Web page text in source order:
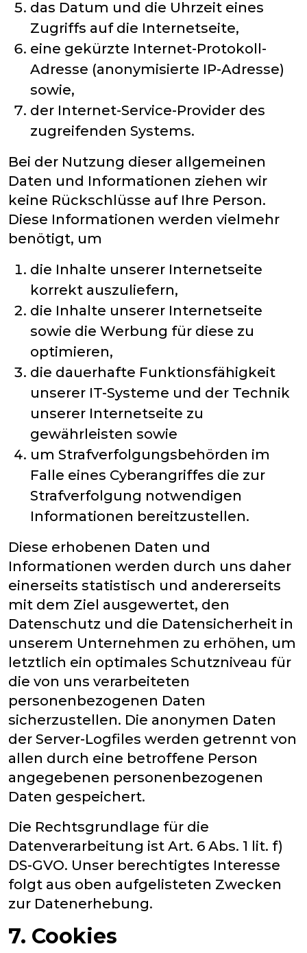
das Datum und die Uhrzeit eines
Zugriffs auf die Internetseite,
eine gekürzte Internet-Protokoll-
Adresse (anonymisierte IP-Adresse)
sowie,
der Internet-Service-Provider des
zugreifenden Systems.
Bei der Nutzung dieser allgemeinen
Daten und Informationen ziehen wir
keine Rückschlüsse auf Ihre Person.
Diese Informationen werden vielmehr
benötigt, um
die Inhalte unserer Internetseite
korrekt auszuliefern,
die Inhalte unserer Internetseite
sowie die Werbung für diese zu
optimieren,
die dauerhafte Funktionsfähigkeit
unserer IT-Systeme und der Technik
unserer Internetseite zu
gewährleisten sowie
um Strafverfolgungsbehörden im
Falle eines Cyberangriffes die zur
Strafverfolgung notwendigen
Informationen bereitzustellen.
Diese erhobenen Daten und
Informationen werden durch uns daher
einerseits statistisch und andererseits
mit dem Ziel ausgewertet, den
Datenschutz und die Datensicherheit in
unserem Unternehmen zu erhöhen, um
letztlich ein optimales Schutzniveau für
die von uns verarbeiteten
personenbezogenen Daten
sicherzustellen. Die anonymen Daten
der Server-Logfiles werden getrennt von
allen durch eine betroffene Person
angegebenen personenbezogenen
Daten gespeichert.
Die Rechtsgrundlage für die
Datenverarbeitung ist Art. 6 Abs. 1 lit. f)
DS-GVO. Unser berechtigtes Interesse
folgt aus oben aufgelisteten Zwecken
zur Datenerhebung.
7. Cookies